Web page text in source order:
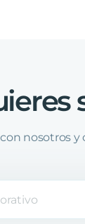
nosotros